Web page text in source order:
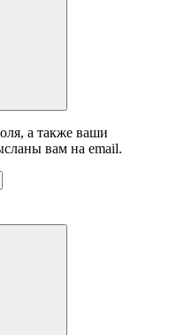
а также ваши
вам на email.